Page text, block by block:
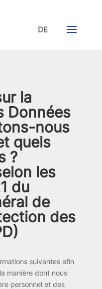
DE
la
Données
nous
quels
?
les
du
de
des
suivantes afin
manière dont nous
personnel et des